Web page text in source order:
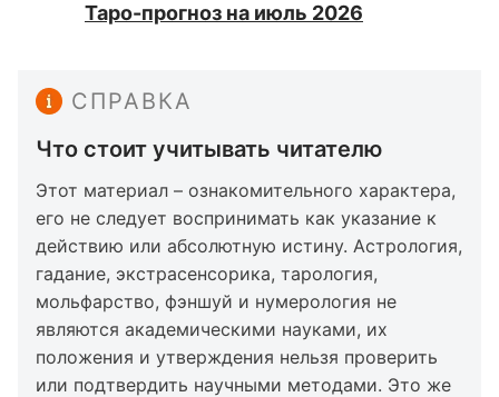
Таро-прогноз на июль 2026
СПРАВКА
Что стоит учитывать читателю
Этот материал – ознакомительного характера,
его не следует воспринимать как указание к
действию или абсолютную истину. Астрология,
гадание, экстрасенсорика, тарология,
мольфарство, фэншуй и нумерология не
являются академическими науками, их
положения и утверждения нельзя проверить
или подтвердить научными методами. Это же